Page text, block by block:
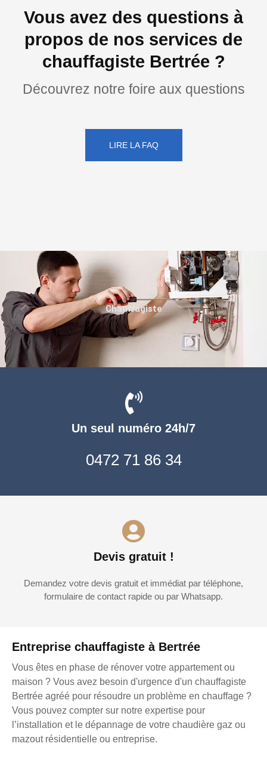
Vous avez des questions à
propos de nos services de
chauffagiste Bertrée ?
Découvrez notre foire aux questions
LIRE LA FAQ
Entreprise chauffagiste à Bertrée
Vous êtes en phase de rénover votre appartement ou
maison ? Vous avez besoin d'urgence d'un chauffagiste
Bertrée agréé pour résoudre un problème en chauffage ?
Vous pouvez compter sur notre expertise pour
l’installation et le dépannage de votre chaudière gaz ou
mazout résidentielle ou entreprise.
Un seul numéro 24h/7
0472 71 86 34
Devis gratuit !
Demandez votre devis gratuit et immédiat par téléphone,
formulaire de contact rapide ou par Whatsapp.
Chauffagiste